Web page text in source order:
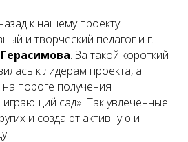
к нашему проекту
и творческий педагог и г.
. За такой короткий
к лидерам проекта, а
пороге получения
сад». Так увлеченные
и создают активную и